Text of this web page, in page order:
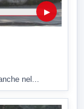
▶
nel...